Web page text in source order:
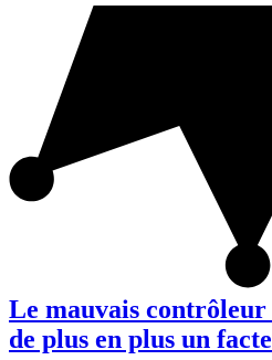
Le mauvais contrôleur
de plus en plus un